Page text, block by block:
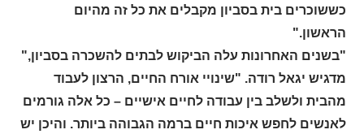
כששוכרים בית בסביון מקבלים את כל זה מהיום
הראשון."
"בשנים האחרונות עלה הביקוש לבתים להשכרה בסביון,"
מדגיש יגאל רודה. "שינויי אורח החיים, הרצון לעבוד
מהבית ולשלב בין עבודה לחיים אישיים – כל אלה גורמים
לאנשים לחפש איכות חיים ברמה הגבוהה ביותר. והיכן יש